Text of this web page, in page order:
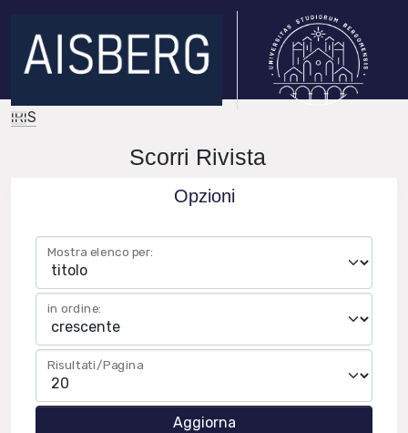
IRIS
Scorri Rivista
Opzioni
Mostra elenco per:
in ordine:
Risultati/Pagina